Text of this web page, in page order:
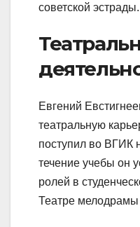
советской эстрады.
Евгений
театральную
поступил во ВГИК
течение учебы он
ролей в
Театре мелодрамы